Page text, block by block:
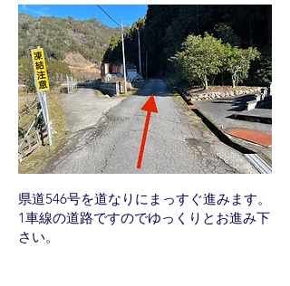
県道546号を道なりにまっすぐ進みます。
​1車線の道路ですのでゆっくりとお進み下
さい。